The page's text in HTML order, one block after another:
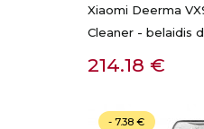
Xiaomi Deerma
Cleaner - belaidis
Kaina
214.18 €
- 7.38 €